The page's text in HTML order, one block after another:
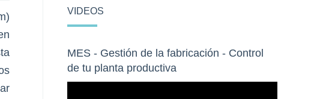
VIDEOS
MES - Gestión de la fabricación - Control
de tu planta productiva